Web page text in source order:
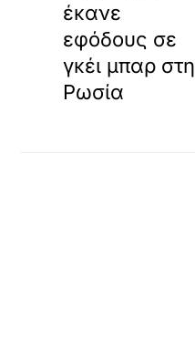
έκανε
εφόδους σε
γκέι μπαρ στη
Ρωσία